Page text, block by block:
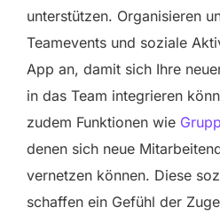
unterstützen. Organisieren
Teamevents und soziale
App an, damit sich Ihre
in das Team integrieren
zudem Funktionen wie
denen sich neue
vernetzen können. Diese
schaffen ein Gefühl der